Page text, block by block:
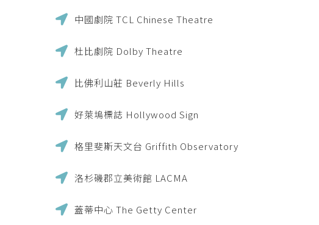
中國劇院 TCL Chinese Theatre
杜比劇院 Dolby Theatre
比佛利山莊 Beverly Hills
好萊塢標誌 Hollywood Sign
格里斐斯天文台 Griffith Observatory
洛杉磯郡立美術館 LACMA
蓋蒂中心 The Getty Center